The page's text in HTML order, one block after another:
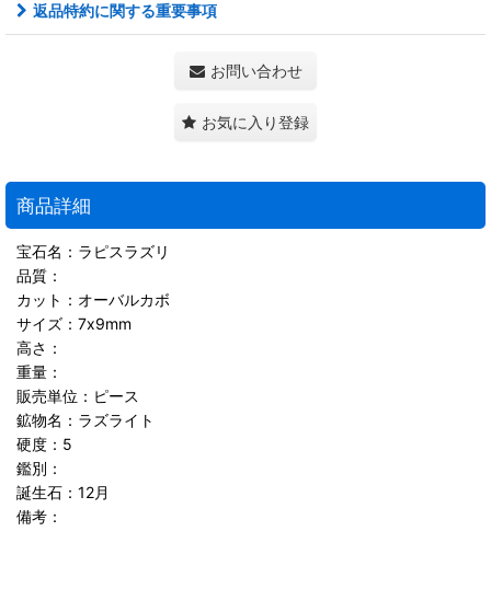
返品特約に関する重要事項
お問い合わせ
お気に入り登録
商品詳細
宝石名：ラピスラズリ
品質：
カット：オーバルカボ
サイズ：7x9mm
高さ：
重量：
販売単位：ピース
鉱物名：ラズライト
硬度：5
鑑別：
誕生石：12月
備考：